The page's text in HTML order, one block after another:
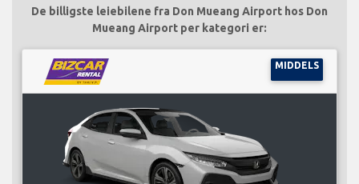
De billigste leiebilene fra Don Mueang Airport hos Don
Mueang Airport per kategori er:
MIDDELS